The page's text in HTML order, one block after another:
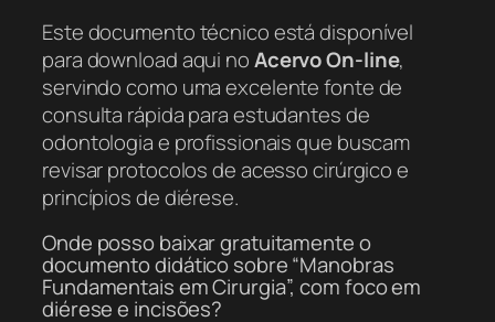
Este documento técnico está disponível
para download aqui noAcervo On-line,
servindo como uma excelente fonte de
consulta rápida para estudantes de
odontologia e profissionais que buscam
revisar protocolos de acesso cirúrgico e
princípios de diérese.
Onde posso baixar gratuitamente o
documento didático sobre “Manobras
Fundamentais em Cirurgia”, com foco em
diérese e incisões?